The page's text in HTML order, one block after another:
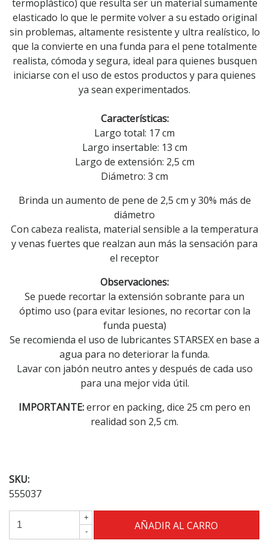
termoplástico) que resulta ser un material sumamente
elasticado lo que le permite volver a su estado original
sin problemas, altamente resistente y ultra realístico, lo
que la convierte en una funda para el pene totalmente
realista, cómoda y segura, ideal para quienes busquen
iniciarse con el uso de estos productos y para quienes
ya sean experimentados.
Características:
Largo total: 17 cm
Largo insertable: 13 cm
Largo de extensión: 2,5 cm
Diámetro: 3 cm
Brinda un aumento de pene de 2,5 cm y 30% más de
diámetro
Con cabeza realista, material sensible a la temperatura
y venas fuertes que realzan aun más la sensación para
el receptor
Observaciones:
Se puede recortar la extensión sobrante para un
óptimo uso (para evitar lesiones, no recortar con la
funda puesta)
Se recomienda el uso de lubricantes STARSEX en base a
agua para no deteriorar la funda.
Lavar con jabón neutro antes y después de cada uso
para una mejor vida útil.
IMPORTANTE:error en packing, dice 25 cm pero en
realidad son 2,5 cm.
SKU:
555037
+
-